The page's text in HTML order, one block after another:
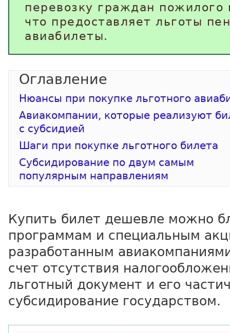
перевозку граждан пожилого
что предоставляет льготы
авиабилеты.
Нюансы при покупке льготного
Авиакомпании, которые реализуют
с субсидией
Шаги при покупке льготного билета
Субсидирование по двум самым
популярным направлениям
Купить билет дешевле можно
программам и специальным
разработанным
счет отсутствия
льготный документ и его
субсидирование государством.